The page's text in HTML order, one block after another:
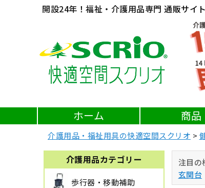
開設24年！福祉・介護用品専門 通販サイト
ホーム 商品
介護用品・福祉用具の快適空間スクリオ
介護用品カテゴリー
歩行器・移動補助
注目の
玄関台